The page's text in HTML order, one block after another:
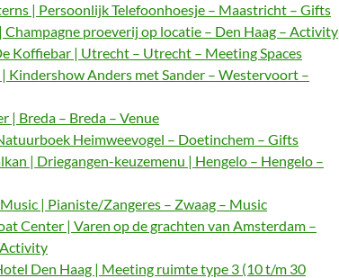
| Persoonlijk Telefoonhoesje – Maastricht – Gifts
Champagne proeverij op locatie – Den Haag – Activity
Koffiebar | Utrecht – Utrecht – Meeting Spaces
Kindershow Anders met Sander – Westervoort –
| Breda – Breda – Venue
Heimweevogel – Doetinchem – Gifts
| Driegangen-keuzemenu | Hengelo – Hengelo –
| Pianiste/Zangeres – Zwaag – Music
Center | Varen op de grachten van Amsterdam –
Den Haag | Meeting ruimte type 3 (10 t/m 30